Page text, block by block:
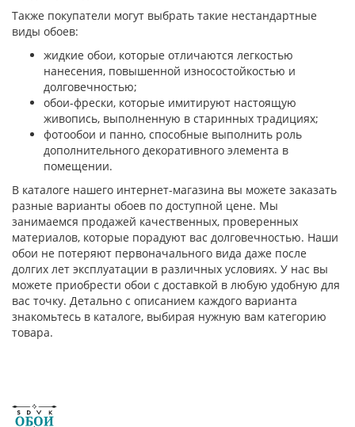
Также покупатели могут выбрать такие нестандартные
виды обоев:
жидкие обои, которые отличаются легкостью
нанесения, повышенной износостойкостью и
долговечностью;
обои-фрески, которые имитируют настоящую
живопись, выполненную в старинных традициях;
фотообои и панно, способные выполнить роль
дополнительного декоративного элемента в
помещении.
В каталоге нашего интернет-магазина вы можете заказать
разные варианты обоев по доступной цене. Мы
занимаемся продажей качественных, проверенных
материалов, которые порадуют вас долговечностью. Наши
обои не потеряют первоначального вида даже после
долгих лет эксплуатации в различных условиях. У нас вы
можете приобрести обои с доставкой в любую удобную для
вас точку. Детально с описанием каждого варианта
знакомьтесь в каталоге, выбирая нужную вам категорию
товара.